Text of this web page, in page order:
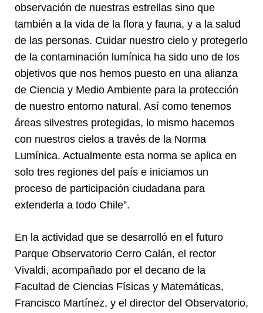
observación de nuestras estrellas sino que
también a la vida de la flora y fauna, y a la salud
de las personas. Cuidar nuestro cielo y protegerlo
de la contaminación lumínica ha sido uno de los
objetivos que nos hemos puesto en una alianza
de Ciencia y Medio Ambiente para la protección
de nuestro entorno natural. Así como tenemos
áreas silvestres protegidas, lo mismo hacemos
con nuestros cielos a través de la Norma
Lumínica. Actualmente esta norma se aplica en
solo tres regiones del país e iniciamos un
proceso de participación ciudadana para
extenderla a todo Chile”.
En la actividad que se desarrolló en el futuro
Parque Observatorio Cerro Calán, el rector
Vivaldi, acompañado por el decano de la
Facultad de Ciencias Físicas y Matemáticas,
Francisco Martínez, y el director del Observatorio,